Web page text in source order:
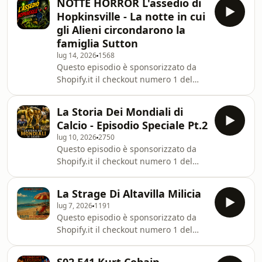
anni dopo la caduta di Troia, Ulisse
non è ancora tornato a Itaca. Mentre
Penelope continua a respingere i
Proci e Telemaco parte alla ricerca del
padre, gli dèi decidono che è arrivato
il momento d
NOTTE HORROR L'assedio di
Hopkinsville - La notte in cui
gli Alieni circondarono la
famiglia Sutton
lug 14, 2026 1568
Questo episodio è sponsorizzato da
Shopify.it il checkout numero 1 del
shop e inizia a vendere oggi!
Nell’agosto del 1955, una tranquilla
fattoria del Kentucky diventa il teatro
di uno degli incontri ravvicinati più
inquietanti e discussi della storia. La
famiglia Sutton ra
La Storia Dei Mondiali di
Calcio - Episodio Speciale Pt.2
lug 10, 20262750
Questo episodio è sponsorizzato da
Shopify.it il checkout numero 1 del
shop e inizia a vendere oggi! Dal
debutto della nuova Coppa del
Mondo, scolpita dallo scultore italiano
Silvio Gazzaniga, fino al Mondiale
attualmente in corso, questo episodio
ripercorre oltre cinquant'an
La Strage Di Altavilla Milicia
lug 7, 2026 1191
Questo episodio è sponsorizzato da
Shopify.it il checkout numero 1 del